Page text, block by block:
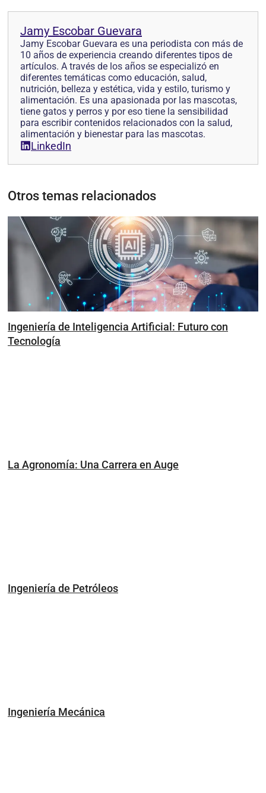
Jamy Escobar Guevara
Jamy Escobar Guevara es una periodista con más de
10 años de experiencia creando diferentes tipos de
artículos. A través de los años se especializó en
diferentes temáticas como educación, salud,
nutrición, belleza y estética, vida y estilo, turismo y
alimentación. Es una apasionada por las mascotas,
tiene gatos y perros y por eso tiene la sensibilidad
para escribir contenidos relacionados con la salud,
alimentación y bienestar para las mascotas.
LinkedIn
Otros temas relacionados
Ingeniería de Inteligencia Artificial: Futuro con
Tecnología
La Agronomía: Una Carrera en Auge
Ingeniería de Petróleos
Ingeniería Mecánica